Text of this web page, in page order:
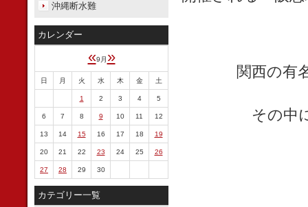
関西の有
その中
沖縄断水難
カレンダー
«9月 »
日 月 火 水 木 金 土
1 2 3 4 5
6 7 8 9 10 11 12
13 14 15 16 17 18 19
20 21 22 23 24 25 26
27 28 29 30
カテゴリー一覧